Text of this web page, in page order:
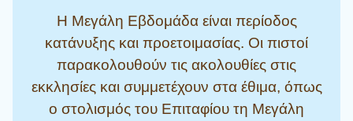
Η Μεγάλη Εβδομάδα είναι περίοδος
κατάνυξης και προετοιμασίας. Οι πιστοί
παρακολουθούν τις ακολουθίες στις
εκκλησίες και συμμετέχουν στα έθιμα, όπως
ο στολισμός του Επιταφίου τη Μεγάλη